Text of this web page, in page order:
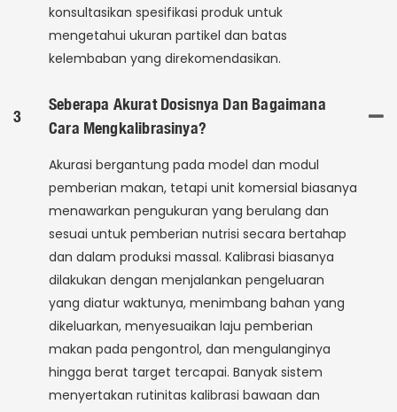
konsultasikan spesifikasi produk untuk
mengetahui ukuran partikel dan batas
kelembaban yang direkomendasikan.
3
Seberapa Akurat Dosisnya Dan Bagaimana
Cara Mengkalibrasinya?
Akurasi bergantung pada model dan modul
pemberian makan, tetapi unit komersial biasanya
menawarkan pengukuran yang berulang dan
sesuai untuk pemberian nutrisi secara bertahap
dan dalam produksi massal. Kalibrasi biasanya
dilakukan dengan menjalankan pengeluaran
yang diatur waktunya, menimbang bahan yang
dikeluarkan, menyesuaikan laju pemberian
makan pada pengontrol, dan mengulanginya
hingga berat target tercapai. Banyak sistem
menyertakan rutinitas kalibrasi bawaan dan